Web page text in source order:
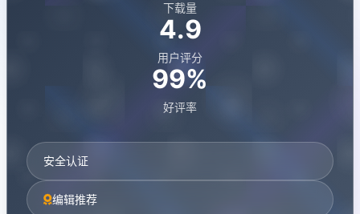
下载量
4.9
用户评分
99%
好评率
安全认证
编辑推荐